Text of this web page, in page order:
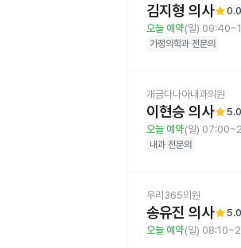
김지형 의사star0.0
오늘 예약(일)
가정의학과 전문의
개금다나아내과의원
이현승 의사star5.0
오늘 예약(일)
내과 전문의
우리365의원
송유진 의사star5.0
오늘 예약(일)